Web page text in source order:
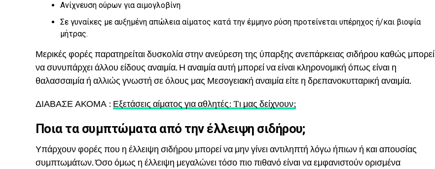
Ανίχνευση ούρων για αιμογλοβίνη
Σε γυναίκες με αυξημένη απώλεια αίματος κατά την έμμηνο ρύση προτείνεται υπέρηχος ή/και βιοψία
μήτρας.
Μερικές φορές παρατηρείται δυσκολία στην ανεύρεση της ύπαρξης ανεπάρκειας σιδήρου καθώς μπορεί
να συνυπάρχει άλλου είδους αναιμία. Η αναιμία αυτή μπορεί να είναι κληρονομική όπως είναι η
θαλασσαιμία ή αλλιώς γνωστή σε όλους μας Μεσογειακή αναιμία είτε η δρεπανοκυτταρική αναιμία.
ΔΙΑΒΑΣΕ ΑΚΟΜΑ : Εξετάσεις αίματος για αθλητές: Tι μας δείχνουν;
Ποια τα συμπτώματα από την έλλειψη σιδήρου;
Υπάρχουν φορές που η έλλειψη σιδήρου μπορεί να μην γίνει αντιληπτή λόγω ήπιων ή και απουσίας
συμπτωμάτων. Όσο όμως η έλλειψη μεγαλώνει τόσο πιο πιθανό είναι να εμφανιστούν ορισμένα